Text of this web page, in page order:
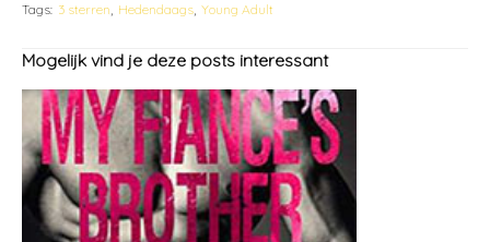
Tags: 3 sterren Hedendaags Young Adult
Mogelijk vind je deze posts interessant